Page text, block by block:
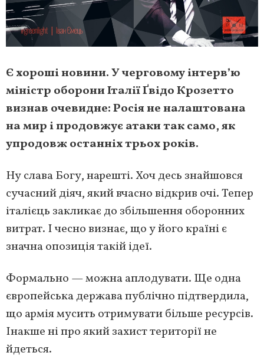
Є хороші новини. У черговому інтерв’ю
міністр оборони Італії Ґвідо Крозетто
визнав очевидне: Росія не налаштована
на мир і продовжує атаки так само, як
упродовж останніх трьох років.
Ну слава Богу, нарешті. Хоч десь знайшовся
сучасний діяч, який вчасно відкрив очі. Тепер
італієць закликає до збільшення оборонних
витрат. І чесно визнає, що у його країні є
значна опозиція такій ідеї.
Формально — можна аплодувати. Ще одна
європейська держава публічно підтвердила,
що армія мусить отримувати більше ресурсів.
Інакше ні про який захист території не
йдеться.